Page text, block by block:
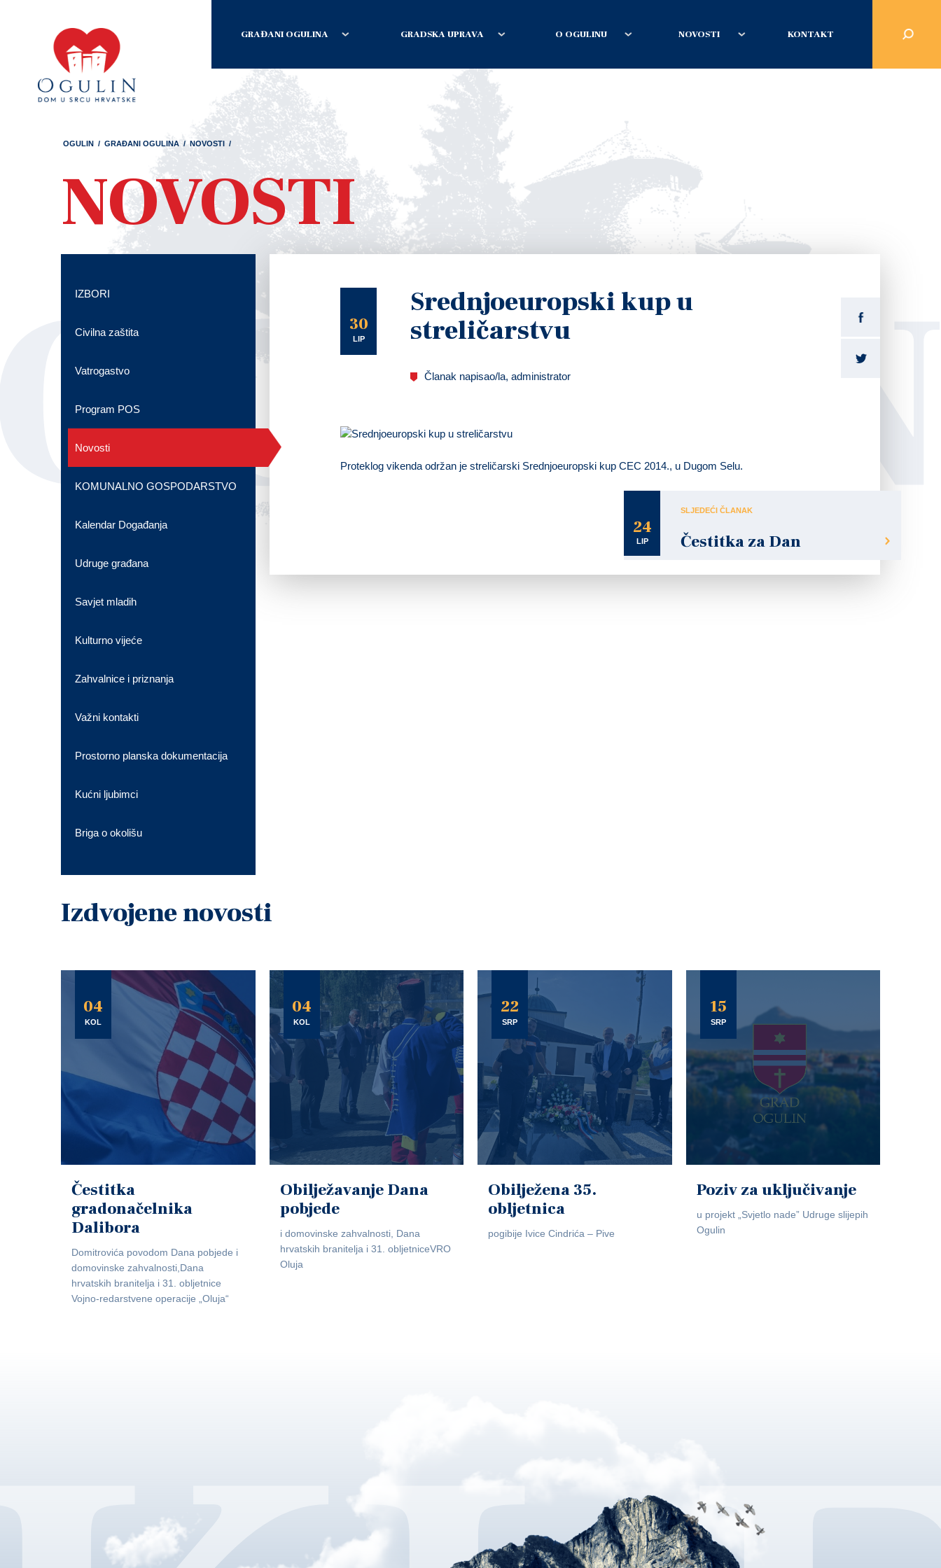
GRAĐANI OGULINA GRADSKA UPRAVA O OGULINU NOVOSTI KONTAKT
OGULIN / GRAĐANI OGULINA / NOVOSTI /
NOVOSTI
30
LIP
Srednjoeuropski kup u
streličarstvu
Članak napisao/la, administrator
Proteklog vikenda održan je streličarski Srednjoeuropski kup CEC 2014., u Dugom Selu.
24
LIP
SLJEDEĆI ČLANAK
Čestitka za Dan
IZBORI
Civilna zaštita
Vatrogastvo
Program POS
Novosti
KOMUNALNO GOSPODARSTVO
Kalendar Događanja
Udruge građana
Savjet mladih
Kulturno vijeće
Zahvalnice i priznanja
Važni kontakti
Prostorno planska dokumentacija
Kućni ljubimci
Briga o okolišu
Izdvojene novosti
04
KOL
Čestitka
gradonačelnika
Dalibora
Domitrovića povodom Dana pobjede i
domovinske zahvalnosti,Dana
hrvatskih branitelja i 31. obljetnice
Vojno-redarstvene operacije „Oluja“
04
KOL
Obilježavanje Dana
pobjede
i domovinske zahvalnosti, Dana
hrvatskih branitelja i 31. obljetniceVRO
Oluja
22
SRP
Obilježena 35.
obljetnica
pogibije Ivice Cindrića – Pive
15
SRP
Poziv za uključivanje
u projekt „Svjetlo nade” Udruge slijepih
Ogulin